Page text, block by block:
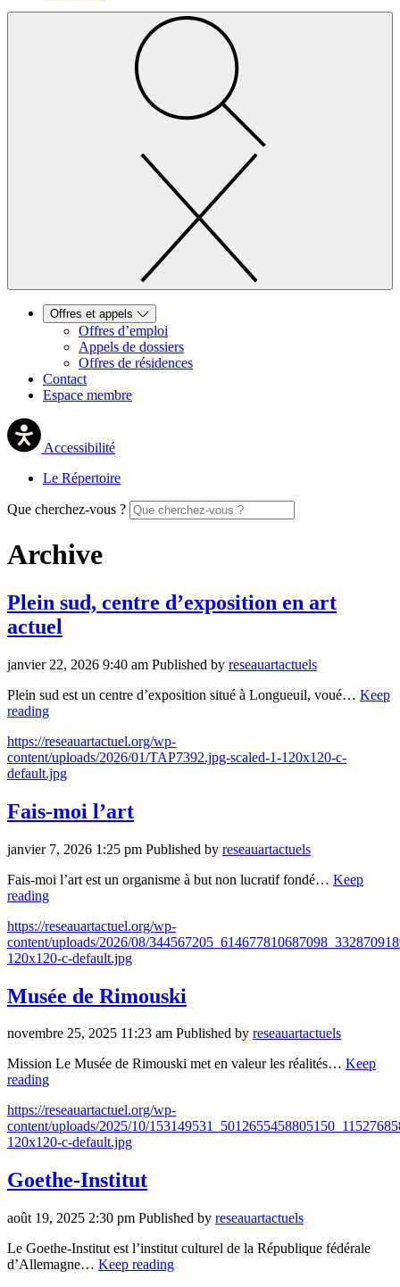
Offres et appels
Offres d’emploi
Appels de dossiers
Offres de résidences
Contact
Espace membre
Accessibilité
Le Répertoire
Que cherchez-vous ?
Archive
Plein sud, centre d’exposition en art
actuel
janvier 22, 2026 9:40 am Published by reseauartactuels
Plein sud est un centre d’exposition situé à Longueuil, voué… Keep
reading
https://reseauartactuel.org/wp-
content/uploads/2026/01/TAP7392.jpg-scaled-1-120x120-c-
default.jpg
Fais-moi l’art
janvier 7, 2026 1:25 pm Published by reseauartactuels
Fais-moi l’art est un organisme à but non lucratif fondé… Keep
reading
https://reseauartactuel.org/wp-
content/uploads/2026/08/
120x120-c-default.jpg
Musée de Rimouski
novembre 25, 2025 11:23 am Published by reseauartactuels
Mission Le Musée de Rimouski met en valeur les réalités… Keep
reading
https://reseauartactuel.org/wp-
content/uploads/2025/10/
120x120-c-default.jpg
Goethe-Institut
août 19, 2025 2:30 pm Published by reseauartactuels
Le Goethe-Institut est l’institut culturel de la République fédérale
d’Allemagne… Keep reading